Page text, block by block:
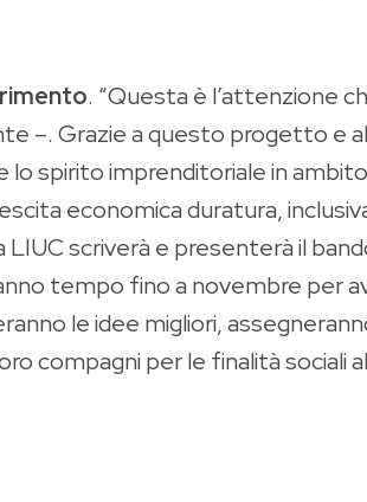
. “Questa è l’attenzione
–. Grazie a questo progetto e
lo spirito imprenditoriale in
economica duratura,
scriverà e presenterà il
tempo fino a novembre per
le idee migliori,
compagni per le finalità sociali